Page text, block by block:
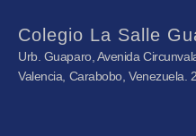
Colegio La Salle
Urb. Guaparo, Avenida
Valencia, Carabobo, Venezuela.